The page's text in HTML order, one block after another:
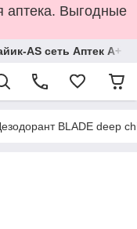
аптека. Выгодные
AS сеть Аптек А+
BLADE deep